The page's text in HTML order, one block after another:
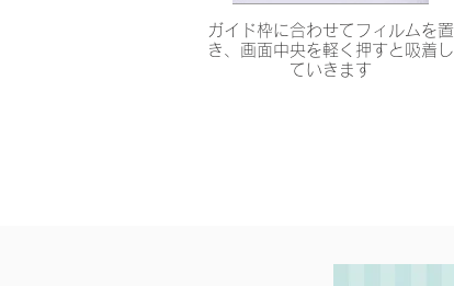
ガイド枠に合わせてフィルムを置
き、画面中央を軽く押すと吸着し
ていきます